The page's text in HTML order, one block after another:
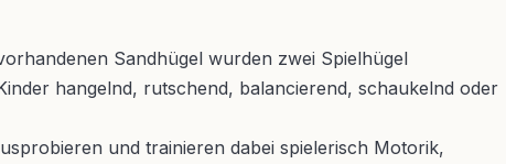
Sandhügel wurden zwei Spielhügel
hangelnd, rutschend, balancierend, schaukelnd oder
und trainieren dabei spielerisch Motorik,